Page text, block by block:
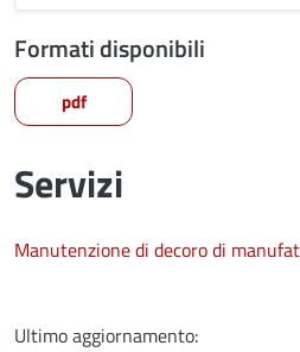
Formati disponibili
pdf
Servizi
Manutenzione di decoro di
Ultimo aggiornamento: